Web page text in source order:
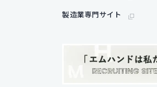
製造業専門サイト